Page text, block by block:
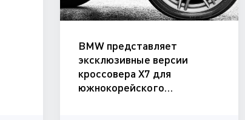
BMW представляет
эксклюзивные версии
кроссовера X7 для
южнокорейского…